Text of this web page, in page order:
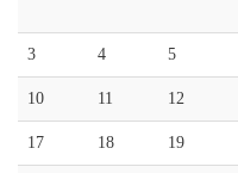
3 4 5
10 11 12
17 18 19